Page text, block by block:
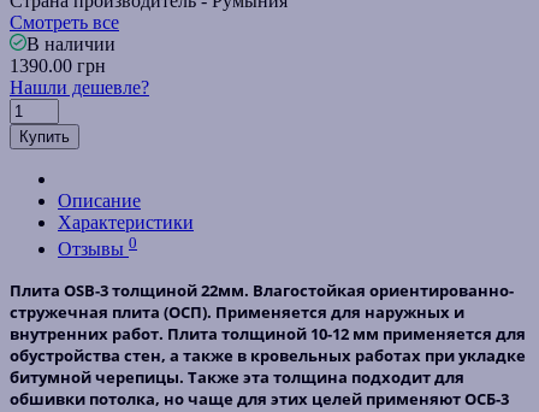
Смотреть все
В наличии
1390.00 грн
Нашли дешевле?
Купить
Описание
Характеристики
Отзывы 0
Плита OSB-3 толщиной 22мм. Влагостойкая ориентированно-
стружечная плита (ОСП). Применяется для наружных и
внутренних работ. Плита толщиной 10-12 мм применяется для
обустройства стен, а также в кровельных работах при укладке
битумной черепицы. Также эта толщина подходит для
обшивки потолка, но чаще для этих целей применяют ОСБ-3